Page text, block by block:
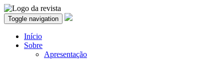
Toggle navigation
Início
Sobre
Apresentação